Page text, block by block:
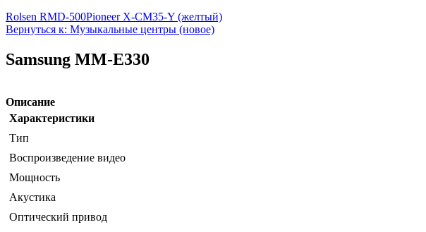
Rolsen RMD-500Pioneer X-CM35-Y (желтый)
Вернуться к: Музыкальные центры (новое)
Samsung MM-E330
Описание
Характеристики
Тип
Воспроизведение видео
Мощность
Акустика
Оптический привод